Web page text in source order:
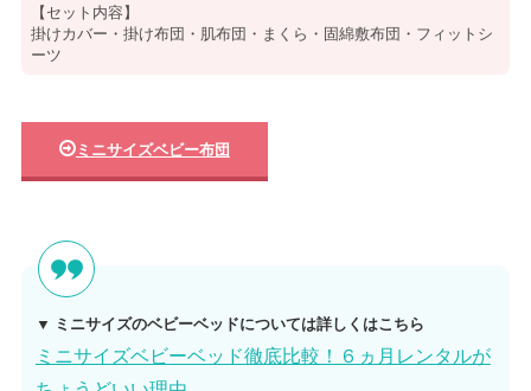
【セット内容】
掛けカバー・掛け布団・肌布団・まくら・固綿敷布団・フィットシ
ーツ
ミニサイズベビー布団
▼ ミニサイズのベビーベッドについては詳しくはこちら
ミニサイズベビーベッド徹底比較！６ヵ月レンタルが